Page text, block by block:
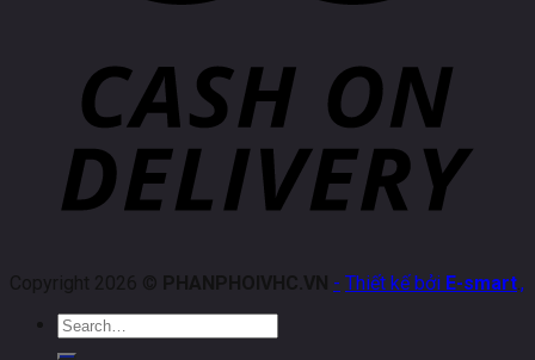
Copyright 2026 © PHANPHOIVHC.VN - Thiết kế bởi E-smart,
Search
for: